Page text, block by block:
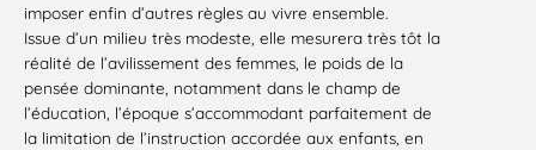
imposer enfin d’autres règles au vivre ensemble.
Issue d’un milieu très modeste, elle mesurera très tôt la
réalité de l’avilissement des femmes, le poids de la
pensée dominante, notamment dans le champ de
l’éducation, l’époque s’accommodant parfaitement de
la limitation de l’instruction accordée aux enfants, en